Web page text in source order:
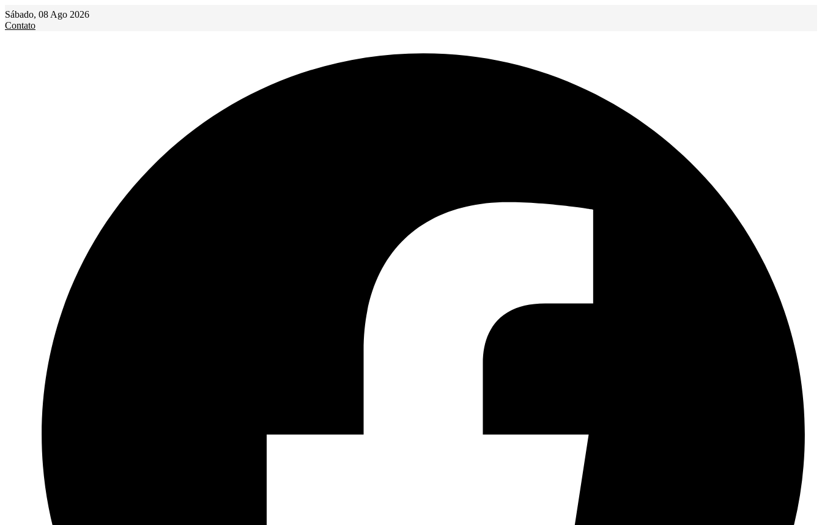
Ir
para
o
Sábado, 08 Ago 2026
Contato